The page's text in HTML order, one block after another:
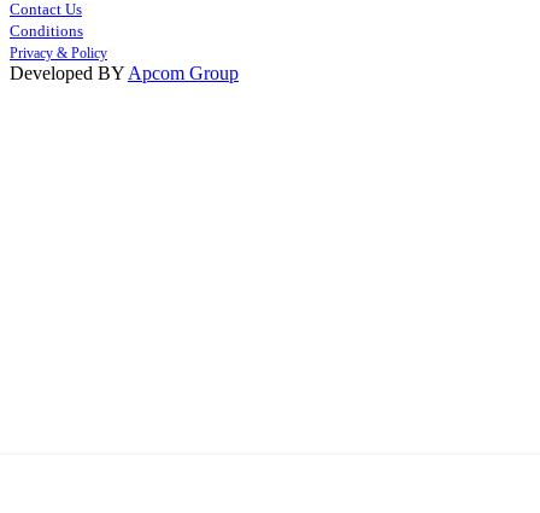
Contact Us
Conditions
Privacy & Policy
Developed BY Apcom Group